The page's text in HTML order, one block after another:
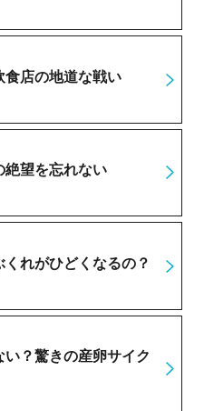
食店の地道な戦い
絶望を忘れない
れがひどくなるの？
？驚きの産卵サイク